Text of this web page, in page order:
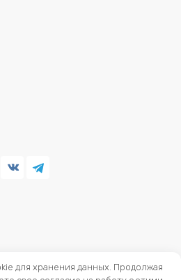
для хранения данных. Продолжая